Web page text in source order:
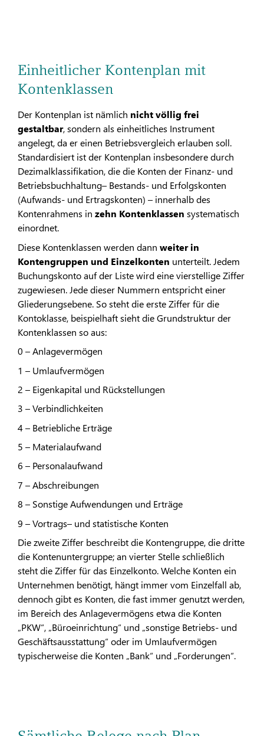
Einheitlicher Kontenplan mit
Kontenklassen
Der Kontenplan ist nämlich nicht völlig frei
gestaltbar, sondern als einheitliches Instrument
angelegt, da er einen Betriebsvergleich erlauben soll.
Standardisiert ist der Kontenplan insbesondere durch
Dezimalklassifikation, die die Konten der Finanz- und
Betriebsbuchhaltung– Bestands- und Erfolgskonten
(Aufwands- und Ertragskonten) – innerhalb des
Kontenrahmens in zehn Kontenklassen systematisch
einordnet.
Diese Kontenklassen werden dann weiter in
Kontengruppen und Einzelkonten unterteilt. Jedem
Buchungskonto auf der Liste wird eine vierstellige Ziffer
zugewiesen. Jede dieser Nummern entspricht einer
Gliederungsebene. So steht die erste Ziffer für die
Kontoklasse, beispielhaft sieht die Grundstruktur der
Kontenklassen so aus:
0 – Anlagevermögen
1 – Umlaufvermögen
2 – Eigenkapital und Rückstellungen
3 – Verbindlichkeiten
4 – Betriebliche Erträge
5 – Materialaufwand
6 – Personalaufwand
7 – Abschreibungen
8 – Sonstige Aufwendungen und Erträge
9 – Vortrags– und statistische Konten
Die zweite Ziffer beschreibt die Kontengruppe, die dritte
die Kontenuntergruppe; an vierter Stelle schließlich
steht die Ziffer für das Einzelkonto. Welche Konten ein
Unternehmen benötigt, hängt immer vom Einzelfall ab,
dennoch gibt es Konten, die fast immer genutzt werden,
im Bereich des Anlagevermögens etwa die Konten
„PKW“, „Büroeinrichtung“ und „sonstige Betriebs- und
Geschäftsausstattung“ oder im Umlaufvermögen
typischerweise die Konten „Bank“ und „Forderungen“.